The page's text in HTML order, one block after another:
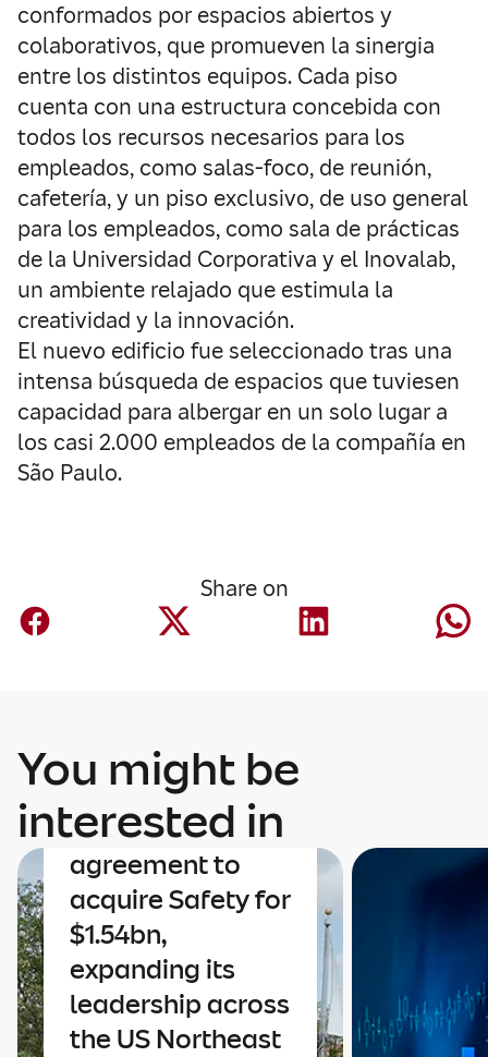
conformados por espacios abiertos y
colaborativos, que promueven la sinergia
entre los distintos equipos. Cada piso
cuenta con una estructura concebida con
todos los recursos necesarios para los
empleados, como salas-foco, de reunión,
cafetería, y un piso exclusivo, de uso general
para los empleados, como sala de prácticas
de la Universidad Corporativa y el Inovalab,
un ambiente relajado que estimula la
creatividad y la innovación.
El nuevo edificio fue seleccionado tras una
intensa búsqueda de espacios que tuviesen
capacidad para albergar en un solo lugar a
los casi 2.000 empleados de la compañía en
São Paulo.
Share on
You might be
interested in
Corporate
Mapfre
announces an
agreement to
acquire Safety for
$1.54bn,
expanding its
leadership across
the US Northeast